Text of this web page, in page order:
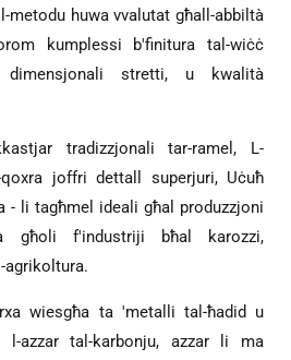
metodu huwa vvalutat għall-abbiltà
kumplessi b'finitura tal-wiċċ
dimensjonali stretti, u kwalità
tradizzjonali tar-ramel, L-
joffri dettall superjuri, Uċuħ
- li tagħmel ideali għal produzzjoni
għoli f'industriji bħal karozzi,
agrikoltura.
wiesgħa ta 'metalli tal-ħadid u
l-azzar tal-karbonju, azzar li ma